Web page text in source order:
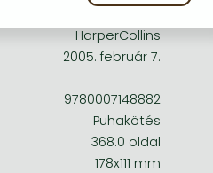
HarperCollins
2005. február 7.
9780007148882
Puhakötés
368.0 oldal
178x111 mm